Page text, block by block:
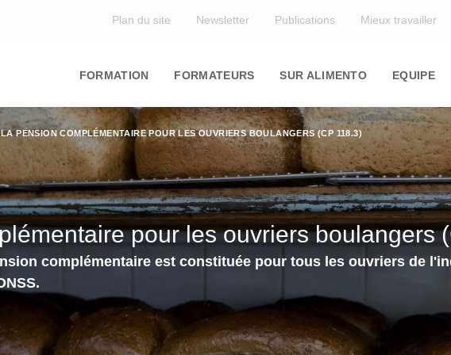
Plan du site Newsletter Publications Mieux travailler
navigation
FORMATION FORMATEURS SUR ALIMENTO EQUIPE
LA PENSION COMPLÉMENTAIRE POUR LES OUVRIERS BOULANGERS (CP 118.3)
pour les ouvriers boulangers
complémentaire est constituée pour tous les ouvriers de
de